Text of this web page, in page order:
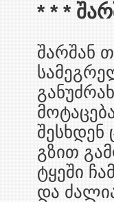
* * *
შარშან
შესხდენ
გზით
ტყეში
და